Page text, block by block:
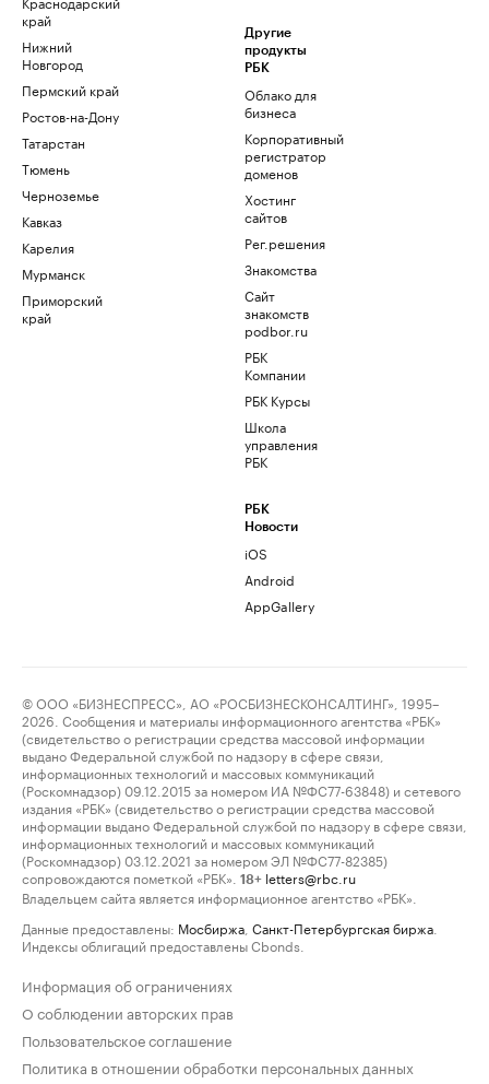
край
Нижний
Новгород
Пермский край
Ростов-на-Дону
Татарстан
Тюмень
Черноземье
Кавказ
Карелия
Мурманск
Приморский
край
Другие
продукты
РБК
Облако для
бизнеса
Корпоративный
регистратор
доменов
Хостинг
сайтов
Рег.решения
Знакомства
Сайт
знакомств
podbor.ru
РБК
Компании
РБК Курсы
Школа
управления
РБК
РБК
Новости
iOS
Android
AppGallery
© ООО «БИЗНЕСПРЕСС», АО «РОСБИЗНЕСКОНСАЛТИНГ», 1995–
2026. Сообщения и материалы информационного агентства «РБК»
(свидетельство о регистрации средства массовой информации
выдано Федеральной службой по надзору в сфере связи,
информационных технологий и массовых коммуникаций
(Роскомнадзор) 09.12.2015 за номером ИА №ФС77-63848) и сетевого
издания «РБК» (свидетельство о регистрации средства массовой
информации выдано Федеральной службой по надзору в сфере связи,
информационных технологий и массовых коммуникаций
(Роскомнадзор) 03.12.2021 за номером ЭЛ №ФС77-82385)
сопровождаются пометкой «РБК».
18+ letters@rbc.ru
Владельцем сайта является информационное агентство «РБК».
Данные предоставлены: Мосбиржа Санкт-Петербургская биржа
Индексы облигаций предоставлены Cbonds.
Информация об ограничениях
О соблюдении авторских прав
Пользовательское соглашение
Политика в отношении обработки персональных данных